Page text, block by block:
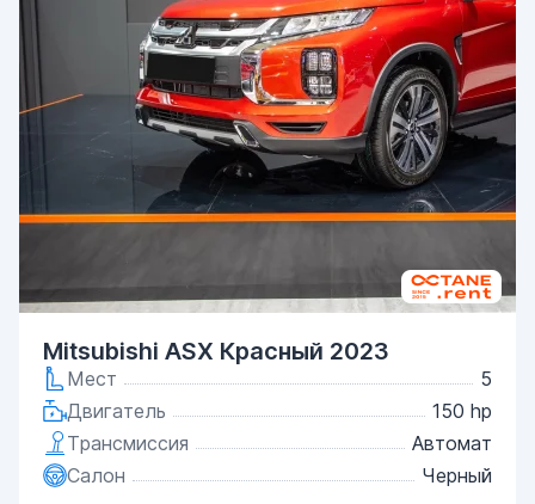
Mitsubishi ASX Красный 2023
Мест
5
Двигатель
150 hp
Трансмиссия
Автомат
Салон
Черный